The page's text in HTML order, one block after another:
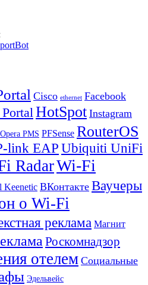
Cisco ethernet Facebook
HotSpot Instagram
Opera PMS PFSense RouterOS
link EAP Ubiquiti UniFi
RadarWi-Fi
Keenetic ВКонтакте Ваучеры
о Wi-Fi
реклама Магнит
Роскомнадзор
отелем Социальные
Эдельвейс